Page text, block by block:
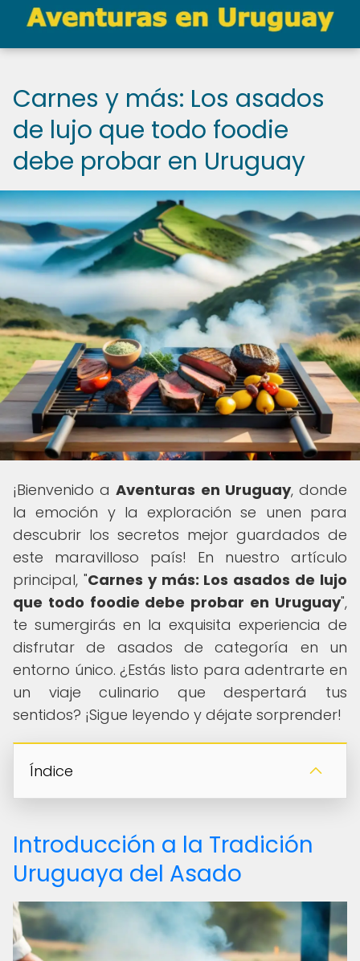
Carnes y más: Los asados
de lujo que todo foodie
debe probar en Uruguay
¡Bienvenido aAventuras en Uruguay, donde
la emoción y la exploración se unen para
descubrir los secretos mejor guardados de
este maravilloso país! En nuestro artículo
principal, "Carnes y más: Los asados de lujo
que todo foodie debe probar en Uruguay",
te sumergirás en la exquisita experiencia de
disfrutar de asados de categoría en un
entorno único. ¿Estás listo para adentrarte en
un viaje culinario que despertará tus
sentidos? ¡Sigue leyendo y déjate sorprender!
Índice
Introducción a la Tradición
Uruguaya del Asado